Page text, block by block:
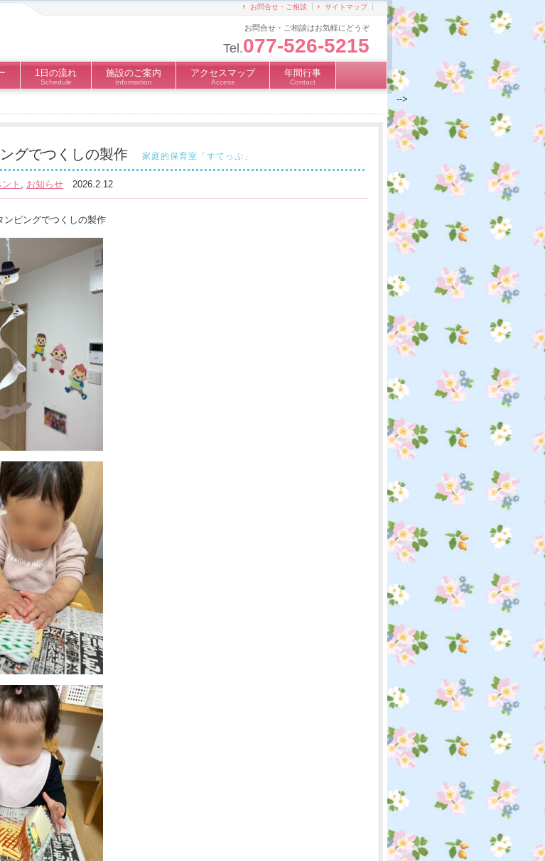
お問合せ・ご相談はお気軽にどうぞ
Tel.077-526-5215
お問合せ・ご相談 サイトマップ
1日の流れ
Schedule
施設のご案内
Information
アクセスマップ
Access
年間行事
Contact
グでつくしの製作 家庭的保育室「すてっぷ」
ト , お知らせ 2026.2.12
ンピングでつくしの製作
-->